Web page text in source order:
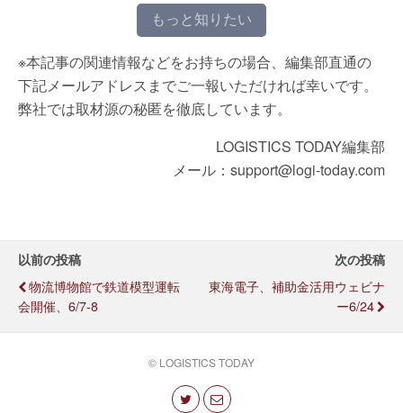
もっと知りたい
※本記事の関連情報などをお持ちの場合、編集部直通の
下記メールアドレスまでご一報いただければ幸いです。
弊社では取材源の秘匿を徹底しています。
LOGISTICS TODAY編集部
メール：support@logi-today.com
以前の投稿
物流博物館で鉄道模型運転
会開催、6/7-8
次の投稿
東海電子、補助金活用ウェビナ
ー6/24
© LOGISTICS TODAY